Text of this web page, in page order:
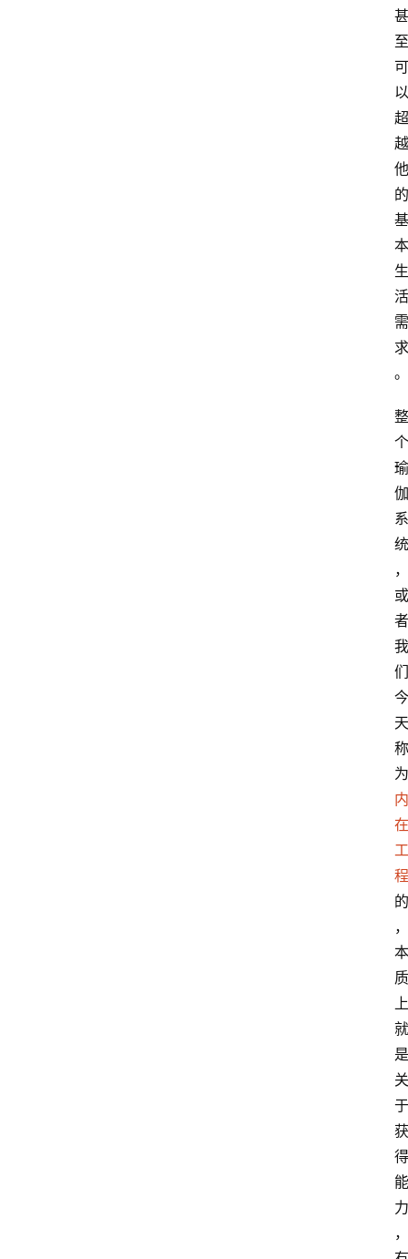
甚
至
可
以
超
越
他
的
基
本
生
活
需
求
。
整
个
瑜
伽
系
统
，
或
者
我
们
今
天
称
为
内
在
工
程
的
，
本
质
上
就
是
关
于
获
得
能
力
，